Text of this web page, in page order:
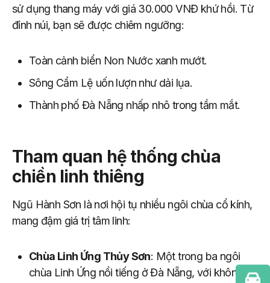
sử dụng thang máy với giá 30.000 VNĐ khứ hồi. Từ
đỉnh núi, bạn sẽ được chiêm ngưỡng:
Toàn cảnh biển Non Nước xanh mướt.
Sông Cẩm Lệ uốn lượn như dải lụa.
Thành phố Đà Nẵng nhấp nhô trong tầm mắt.
Tham quan hệ thống chùa
chiền linh thiêng
Ngũ Hành Sơn là nơi hội tụ nhiều ngôi chùa cổ kính,
mang đậm giá trị tâm linh:
Chùa Linh Ứng Thủy Sơn: Một trong ba ngôi
chùa Linh Ứng nổi tiếng ở Đà Nẵng, với không